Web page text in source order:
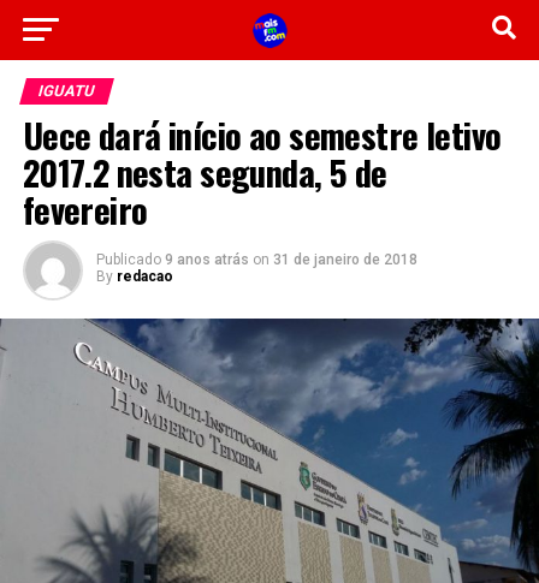
IGUATU
Uece dará início ao semestre letivo
2017.2 nesta segunda, 5 de
fevereiro
Publicado 9 anos atrás on 31 de janeiro de 2018
By redacao